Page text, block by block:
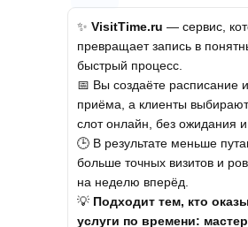
✨ VisitTime.ru — сервис,
превращает запись в
быстрый процесс.
📅 Вы создаёте расписание
приёма, а клиенты
слот онлайн, без ожидания и
🕒 В результате меньше
больше точных визитов и
на неделю вперёд.
💡 Подходит тем, кто
услуги по времени: